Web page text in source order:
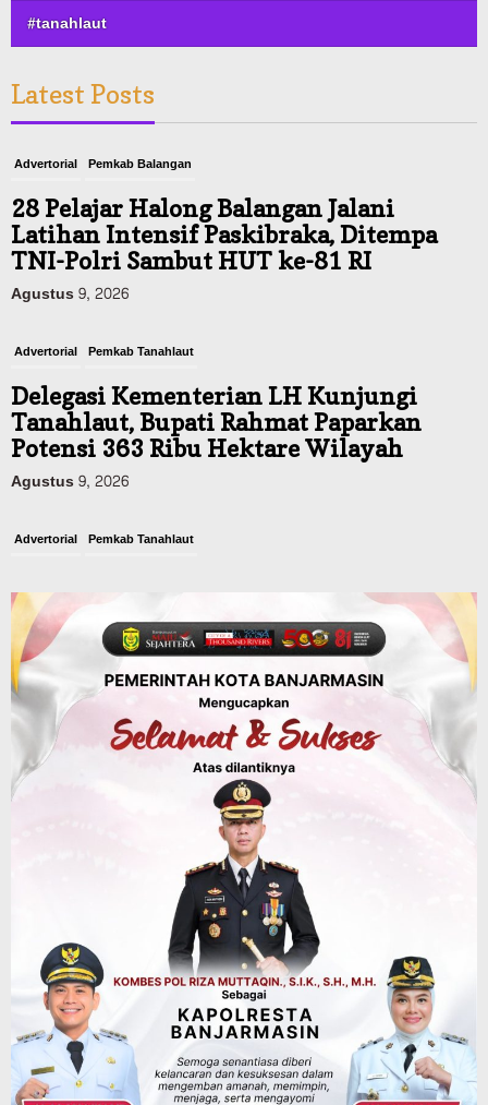
#tanahlaut
Latest Posts
Advertorial Pemkab Balangan
28 Pelajar Halong Balangan Jalani
Latihan Intensif Paskibraka, Ditempa
TNI-Polri Sambut HUT ke-81 RI
Agustus 9, 2026
Advertorial Pemkab Tanahlaut
Delegasi Kementerian LH Kunjungi
Tanahlaut, Bupati Rahmat Paparkan
Potensi 363 Ribu Hektare Wilayah
Agustus 9, 2026
Advertorial Pemkab Tanahlaut
2026, Bidik Emas Porprov dan
Rencanakan Pindah Indoor 2027
Agustus 9, 2026
Sosial & Keagamaan
45 Pramuka Banjarmasin Berangkat ke
Jamnas XII Cibubur, Termasuk Dua
Peserta Berkebutuhan Khusus
Green Action di Desa Sungairangas
Banjar, Ratusan Pohon Ditanam, Hampir
2 Ton Sampah Terkumpul dari
Penukaran dengan Sembako
Agustus 9, 2026